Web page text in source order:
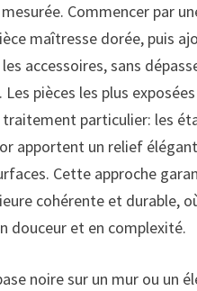
Commencer par
maîtresse dorée, puis
accessoires, sans
pièces les plus exposées
traitement particulier: les
apportent un relief
Cette approche
cohérente et durable,
douceur et en complexité.
noire sur un mur ou un